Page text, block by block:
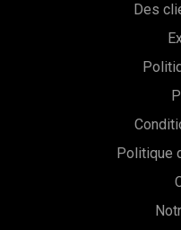
Des
Politique